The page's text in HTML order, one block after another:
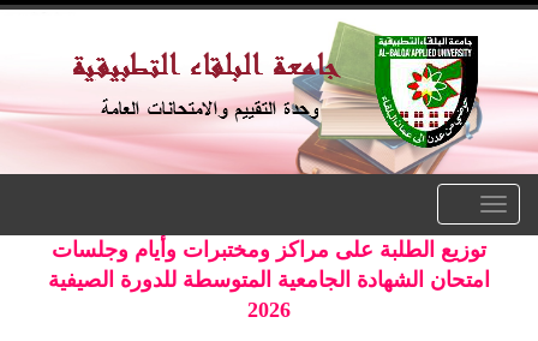
navigation
توزيع الطلبة على مراكز ومختبرات وأيام وجلسات
امتحان الشهادة الجامعية المتوسطة للدورة الصيفية
2026